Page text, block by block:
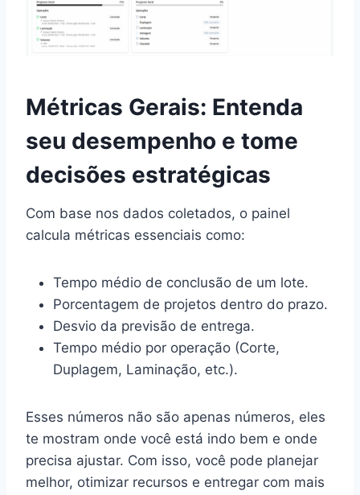
Métricas Gerais: Entenda
seu desempenho e tome
decisões estratégicas
Com base nos dados coletados, o painel
calcula métricas essenciais como:
Tempo médio de conclusão de um lote.
Porcentagem de projetos dentro do prazo.
Desvio da previsão de entrega.
Tempo médio por operação (Corte,
Duplagem, Laminação, etc.).
Esses números não são apenas números, eles
te mostram onde você está indo bem e onde
precisa ajustar. Com isso, você pode planejar
melhor, otimizar recursos e entregar com mais